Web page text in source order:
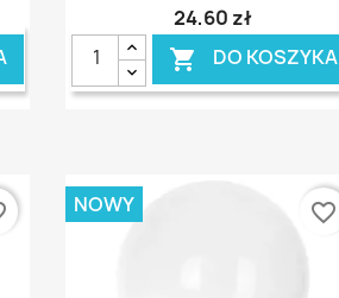
24,60 zł
 DO KOSZYKA
NOWY favorite_border